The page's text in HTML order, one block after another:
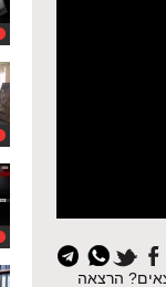
הרצאה